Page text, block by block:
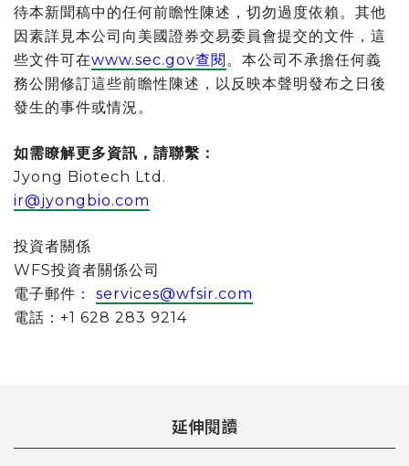
待本新聞稿中的任何前瞻性陳述，切勿過度依賴。其他
因素詳見本公司向美國證券交易委員會提交的文件，這
些文件可在www.sec.gov查閱 。本公司不承擔任何義
務公開修訂這些前瞻性陳述，以反映本聲明發布之日後
發生的事件或情況。
如需瞭解更多資訊，請聯繫：
Jyong Biotech Ltd.
ir@jyongbio.com
投資者關係
WFS投資者關係公司
電子郵件： services@wfsir.com
電話：+1 628 283 9214
延伸閱讀